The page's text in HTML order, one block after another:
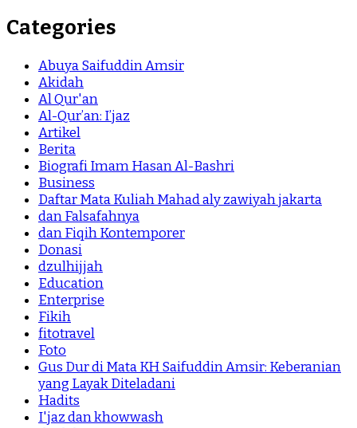
Categories
Abuya Saifuddin Amsir
Akidah
Al Qur'an
Al-Qur’an: I’jaz
Artikel
Berita
Biografi Imam Hasan Al-Bashri
Business
Daftar Mata Kuliah Mahad aly zawiyah jakarta
dan Falsafahnya
dan Fiqih Kontemporer
Donasi
dzulhijjah
Education
Enterprise
Fikih
fitotravel
Foto
Gus Dur di Mata KH Saifuddin Amsir: Keberanian
yang Layak Diteladani
Hadits
I'jaz dan khowwash